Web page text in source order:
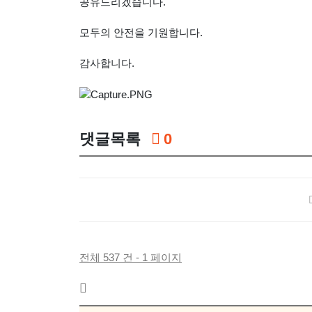
모두의 안전을 기원합니다.
감사합니다.
댓글목록 0
전체 537 건 - 1 페이지